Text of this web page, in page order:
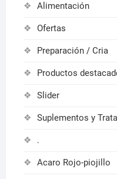
Alimentación
Ofertas
Preparación / Cria
Productos
Slider
Suplementos y
.
Acaro Rojo-piojillo